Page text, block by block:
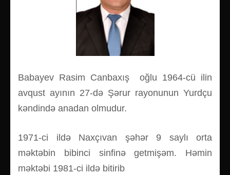
Babayev Rasim Canbaxış oğlu 1964-cü ilin
avqust ayının 27-də Şərur rayonunun Yurdçu
kəndində anadan olmudur.
1971-ci ildə Naxçıvan şəhər 9 saylı orta
məktəbin bibinci sinfinə getmişəm. Həmin
məktəbi 1981-ci ildə bitirib